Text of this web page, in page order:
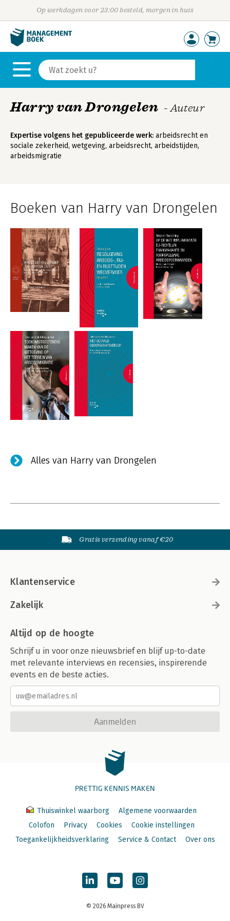
Op werkdagen voor 23:00 besteld, morgen in huis
Harry van Drongelen - Auteur
Expertise volgens het gepubliceerde werk: arbeidsrecht en
sociale zekerheid, wetgeving, arbeidsrecht, arbeidstijden,
arbeidsmigratie
Boeken van Harry van Drongelen
Alles van Harry van Drongelen
Gratis verzending vanaf €20
Klantenservice
Zakelijk
Altijd op de hoogte
Schrijf u in voor onze nieuwsbrief en blijf up-to-date
met relevante interviews en recensies, inspirerende
events en de beste acties.
Aanmelden
PRETTIG KENNIS MAKEN
Thuiswinkel waarborg
Algemene voorwaarden
Colofon
Privacy Cookies
Cookie instellingen
Toegankelijkheidsverklaring
Service & Contact Over ons
© 2026 Mainpress BV